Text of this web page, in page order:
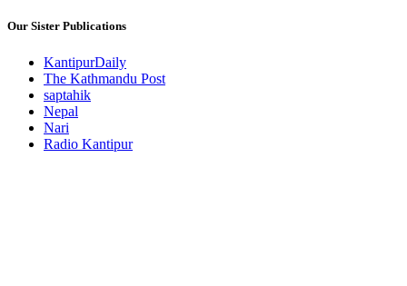
Our Sister Publications
KantipurDaily
The Kathmandu Post
saptahik
Nepal
Nari
Radio Kantipur